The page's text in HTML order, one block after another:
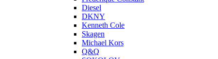
Diesel
DKNY
Kenneth Cole
Skagen
Michael Kors
Q&Q